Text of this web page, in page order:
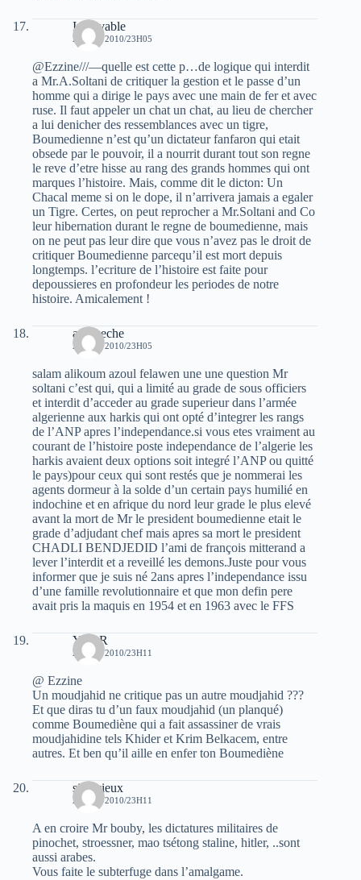
Increvable
28 MAI 2010/23H05
@Ezzine///—quelle est cette p…de logique qui interdit
a Mr.A.Soltani de critiquer la gestion et le passe d’un
homme qui a dirige le pays avec une main de fer et avec
ruse. Il faut appeler un chat un chat, au lieu de chercher
a lui denicher des ressemblances avec un tigre,
Boumedienne n’est qu’un dictateur fanfaron qui etait
obsede par le pouvoir, il a nourrit durant tout son regne
le reve d’etre hisse au rang des grands hommes qui ont
marques l’histoire. Mais, comme dit le dicton: Un
Chacal meme si on le dope, il n’arrivera jamais a egaler
un Tigre. Certes, on peut reprocher a Mr.Soltani and Co
leur hibernation durant le regne de boumedienne, mais
on ne peut pas leur dire que vous n’avez pas le droit de
critiquer Boumedienne parcequ’il est mort depuis
longtemps. l’ecriture de l’histoire est faite pour
depoussieres en profondeur les periodes de notre
histoire. Amicalement !
amlikeche
28 MAI 2010/23H05
salam alikoum azoul felawen une une question Mr
soltani c’est qui, qui a limité au grade de sous officiers
et interdit d’acceder au grade superieur dans l’armée
algerienne aux harkis qui ont opté d’integrer les rangs
de l’ANP apres l’independance.si vous etes vraiment au
courant de l’histoire poste independance de l’algerie les
harkis avaient deux options soit integré l’ANP ou quitté
le pays)pour ceux qui sont restés que je nommerai les
agents dormeur à la solde d’un certain pays humilié en
indochine et en afrique du nord leur grade le plus elevé
avant la mort de Mr le president boumedienne etait le
grade d’adjudant chef mais apres sa mort le president
CHADLI BENDJEDID l’ami de françois mitterand a
lever l’interdit et a reveillé les demons.Juste pour vous
informer que je suis né 2ans apres l’independance issu
d’une famille revolutionnaire et que mon defin pere
avait pris la maquis en 1954 et en 1963 avec le FFS
YugaR
28 MAI 2010/23H11
@ Ezzine
Un moudjahid ne critique pas un autre moudjahid ???
Et que diras tu d’un faux moudjahid (un planqué)
comme Boumediène qui a fait assassiner de vrais
moudjahidine tels Khider et Krim Belkacem, entre
autres. Et ben qu’il aille en enfer ton Boumediène
silencieux
28 MAI 2010/23H11
A en croire Mr bouby, les dictatures militaires de
pinochet, stroessner, mao tsétong staline, hitler, ..sont
aussi arabes.
Vous faite le subterfuge dans l’amalgame.